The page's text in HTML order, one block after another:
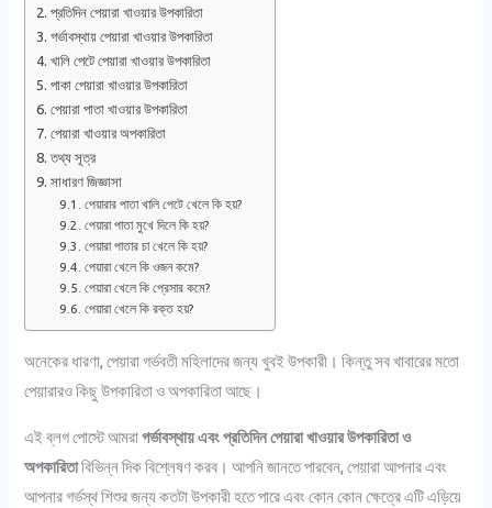
প্রতিদিন পেয়ারা খাওয়ার উপকারিতা
গর্ভাবস্থায় পেয়ারা খাওয়ার উপকারিতা
খালি পেটে পেয়ারা খাওয়ার উপকারিতা
পাকা পেয়ারা খাওয়ার উপকারিতা
পেয়ারা পাতা খাওয়ার উপকারিতা
পেয়ারা খাওয়ার অপকারিতা
তথ্য সূত্র
সাধারণ জিজ্ঞাসা
পেয়ারার পাতা খালি পেটে খেলে কি হয়?
পেয়ারা পাতা মুখে দিলে কি হয়?
পেয়ারা পাতার চা খেলে কি হয়?
পেয়ারা খেলে কি ওজন কমে?
পেয়ারা খেলে কি প্রেসার কমে?
পেয়ারা খেলে কি রক্ত হয়?
অনেকের ধারণা, পেয়ারা গর্ভবতী মহিলাদের জন্য খুবই উপকারী। কিন্তু সব খাবারের মতো
পেয়ারারও কিছু উপকারিতা ও অপকারিতা আছে।
এই ব্লগ পোস্টে আমরাগর্ভাবস্থায় এবং প্রতিদিন পেয়ারা খাওয়ার উপকারিতা ও
অপকারিতাবিভিন্ন দিক বিশ্লেষণ করব। আপনি জানতে পারবেন, পেয়ারা আপনার এবং
আপনার গর্ভস্থ শিশুর জন্য কতটা উপকারী হতে পারে এবং কোন কোন ক্ষেত্রে এটি এড়িয়ে